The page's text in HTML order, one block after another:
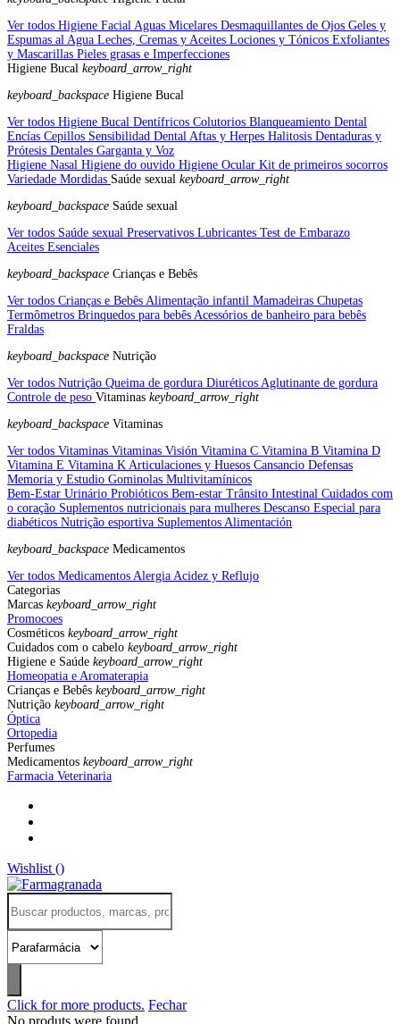
Ver todos Higiene Facial Aguas Micelares Desmaquillantes de Ojos Geles y
Espumas al Agua Leches, Cremas y Aceites Lociones y Tónicos Exfoliantes
y Mascarillas Pieles grasas e Imperfecciones
Higiene Bucal keyboard_arrow_right
keyboard_backspace Higiene Bucal
Ver todos Higiene Bucal Dentífricos Colutorios Blanqueamiento Dental
Encías Cepillos Sensibilidad Dental Aftas y Herpes Halitosis Dentaduras y
Prótesis Dentales Garganta y Voz
Higiene Nasal Higiene do ouvido Higiene Ocular Kit de primeiros socorros
Variedade Mordidas Saúde sexual keyboard_arrow_right
keyboard_backspace Saúde sexual
Ver todos Saúde sexual Preservativos Lubricantes Test de Embarazo
Aceites Esenciales
keyboard_backspace Crianças e Bebês
Ver todos Crianças e Bebês Alimentação infantil Mamadeiras Chupetas
Termômetros Brinquedos para bebês Acessórios de banheiro para bebês
Fraldas
keyboard_backspace Nutrição
Ver todos Nutrição Queima de gordura Diuréticos Aglutinante de gordura
Controle de peso Vitaminas keyboard_arrow_right
keyboard_backspace Vitaminas
Ver todos Vitaminas Vitaminas Visión Vitamina C Vitamina B Vitamina D
Vitamina E Vitamina K Articulaciones y Huesos Cansancio Defensas
Memoria y Estudio Gominolas Multivitamínicos
Bem-Estar Urinário Probióticos Bem-estar Trânsito Intestinal Cuidados com
o coração Suplementos nutricionais para mulheres Descanso Especial para
diabéticos Nutrição esportiva Suplementos Alimentación
keyboard_backspace Medicamentos
Ver todos Medicamentos Alergia Acidez y Reflujo
Categorias
Marcas keyboard_arrow_right
Promocoes
Cosméticos keyboard_arrow_right
Cuidados com o cabelo keyboard_arrow_right
Higiene e Saúde keyboard_arrow_right
Homeopatia e Aromaterapia
Crianças e Bebês keyboard_arrow_right
Nutrição keyboard_arrow_right
Óptica
Ortopedia
Perfumes
Medicamentos keyboard_arrow_right
Farmacia Veterinaria
Wishlist ()
Click for more products. Fechar
No produts were found.